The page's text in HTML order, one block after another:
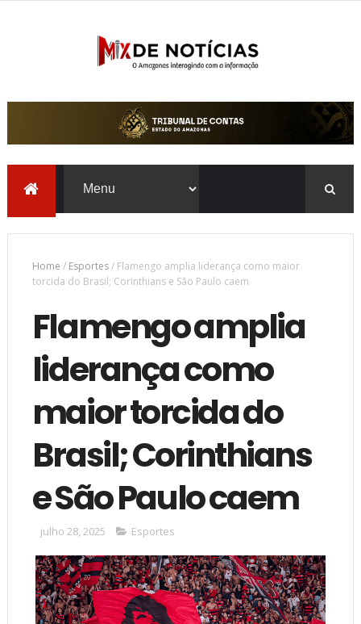
Home / Esportes/ Flamengo amplia liderança como maior
torcida do Brasil; Corinthians e São Paulo caem
Flamengo amplia
liderança como
maior torcida do
Brasil; Corinthians
e São Paulo caem
julho 28, 2025 Esportes